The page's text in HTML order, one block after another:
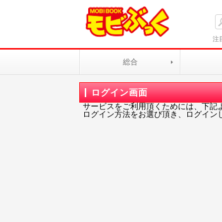
注
総合
ログイン画面
サービスをご利用頂くためには、下記
ログイン方法をお選び頂き、ログイン